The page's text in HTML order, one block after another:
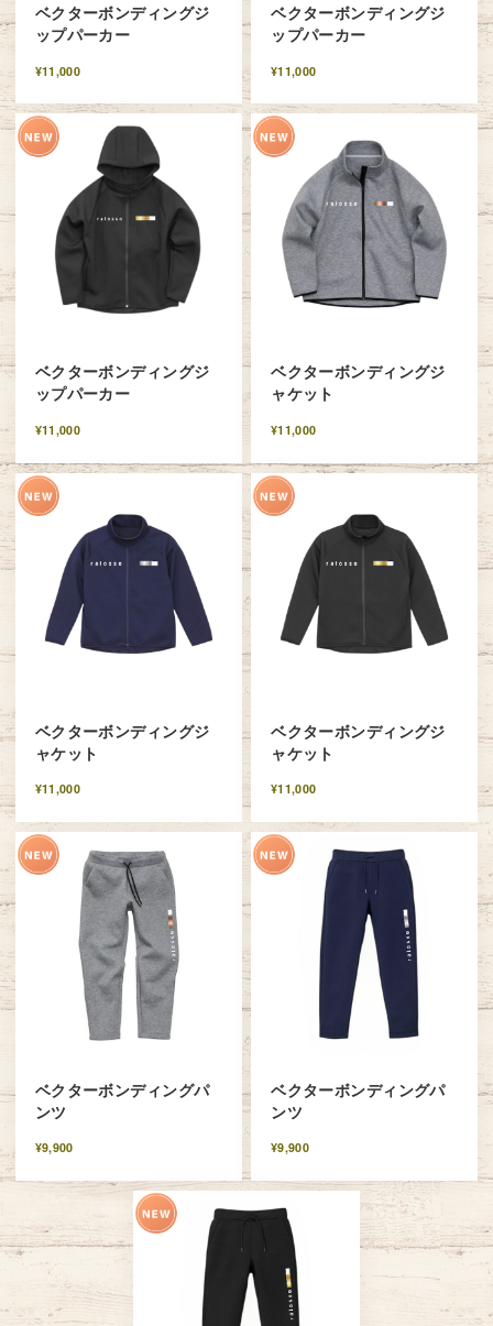
ベクターボンディングジ
ップパーカー
¥11,000
ベクターボンディングジ
ップパーカー
¥11,000
ベクターボンディングジ
ップパーカー
¥11,000
ベクターボンディングジ
ャケット
¥11,000
ベクターボンディングジ
ャケット
¥11,000
ベクターボンディングジ
ャケット
¥11,000
ベクターボンディングパ
ンツ
¥9,900
ベクターボンディングパ
ンツ
¥9,900